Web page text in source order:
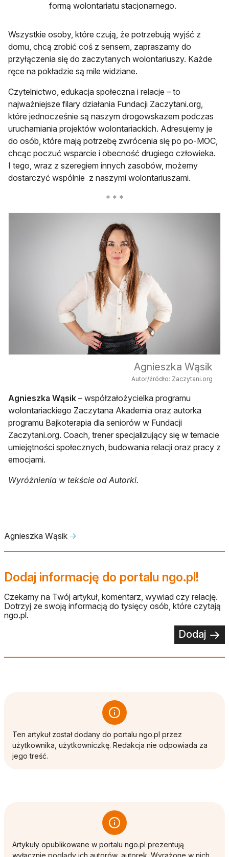
formą wolontariatu stacjonarnego.
Wszystkie osoby, które czują, że potrzebują wyjść z
domu, chcą zrobić coś z sensem, zapraszamy do
przyłączenia się do zaczytanych wolontariuszy. Każde
ręce na pokładzie są mile widziane.
Czytelnictwo, edukacja społeczna i relacje – to
najważniejsze filary działania Fundacji Zaczytani.org,
które jednocześnie są naszym drogowskazem podczas
uruchamiania projektów wolontariackich. Adresujemy je
do osób, które mają potrzebę zwrócenia się po po-MOC,
chcąc poczuć wsparcie i obecność drugiego człowieka.
I tego, wraz z szeregiem innych zasobów, możemy
dostarczyć wspólnie z naszymi wolontariuszami.
Agnieszka Wąsik
Autor/źródło: Zaczytani.org
Agnieszka Wąsik – współzałożycielka programu
wolontariackiego Zaczytana Akademia oraz autorka
programu Bajkoterapia dla seniorów w Fundacji
Zaczytani.org. Coach, trener specjalizujący się w temacie
umiejętności społecznych, budowania relacji oraz pracy z
emocjami.
Wyróżnienia w tekście od Autorki.
Agnieszka Wąsik 🡢
Dodaj informację do portalu ngo.pl!
Czekamy na Twój artykuł, komentarz, wywiad czy relację.
Dotrzyj ze swoją informacją do tysięcy osób, które czytają
ngo.pl.
Dodaj
Ten artykuł został dodany do portalu ngo.pl przez
użytkownika, użytkowniczkę. Redakcja nie odpowiada za
jego treść.
Artykuły opublikowane w portalu ngo.pl prezentują
wyłącznie poglądy ich autorów, autorek. Wyrażone w nich